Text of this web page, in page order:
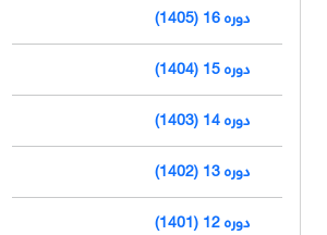
دوره 16 (1405)
دوره 15 (1404)
دوره 14 (1403)
دوره 13 (1402)
دوره 12 (1401)